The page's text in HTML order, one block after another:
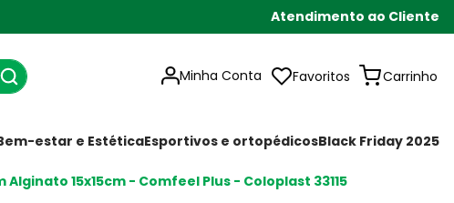
Atendimento ao Cliente
Minha Conta Favoritos
estar e EstéticaEsportivos e ortopédicosBlack Friday 2025
15x15cm - Comfeel Plus - Coloplast 33115